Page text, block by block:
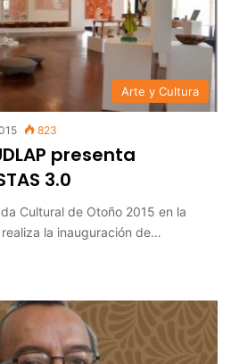
Arte y Cultura
823
presenta
3.0
Cultural de Otoño 2015 en la
la inauguración de…